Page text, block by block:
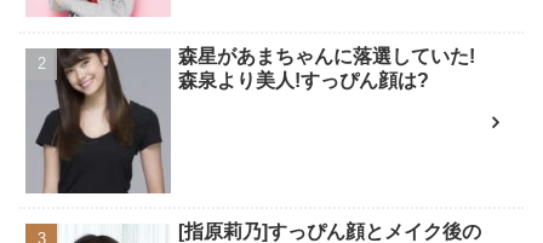
森星があまちゃんに落選していた!
森泉より美人!すっぴん顔は?
[指原莉乃]すっぴん顔とメイク後の